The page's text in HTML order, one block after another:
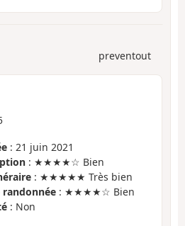
preventout
: 21 juin 2021
: ★★★★☆ Bien
: ★★★★★ Très bien
: ★★★★☆ Bien
: Non